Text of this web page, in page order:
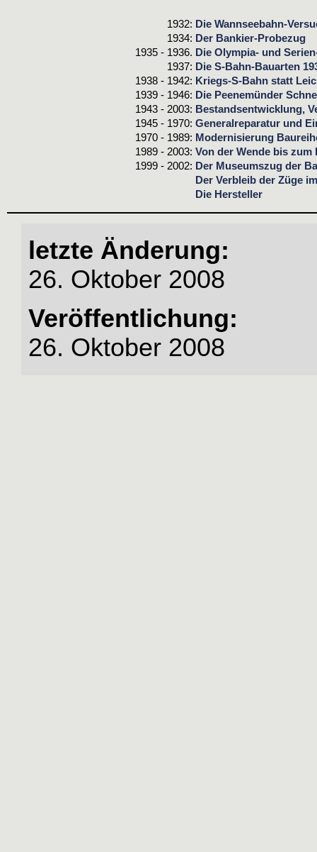
1932: Die Wannseebahn-
1934: Der Bankier-Probezug
1935 - 1936. Die Olympia- und
1937: Die S-Bahn-Bauarten
1938 - 1942: Kriegs-S-Bahn statt
1939 - 1946: Die Peenemünder
1943 - 2003: Bestandsentwicklung,
1945 - 1970: Generalreparatur und
1970 - 1989: Modernisierung
1989 - 2003: Von der Wende bis zum
1999 - 2002: Der Museumszug der
Der Verbleib der Züge
Die Hersteller
letzte Änderung:
26. Oktober 2008
Veröffentlichung:
26. Oktober 2008